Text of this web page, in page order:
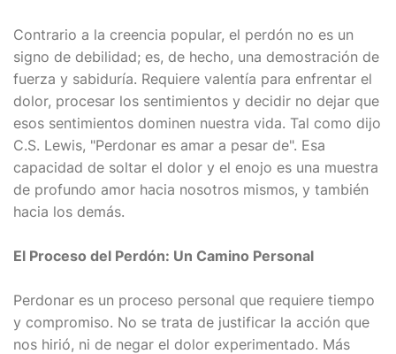
Contrario a la creencia popular, el perdón no es un
signo de debilidad; es, de hecho, una demostración de
fuerza y sabiduría. Requiere valentía para enfrentar el
dolor, procesar los sentimientos y decidir no dejar que
esos sentimientos dominen nuestra vida. Tal como dijo
C.S. Lewis, "Perdonar es amar a pesar de". Esa
capacidad de soltar el dolor y el enojo es una muestra
de profundo amor hacia nosotros mismos, y también
hacia los demás.
El Proceso del Perdón: Un Camino Personal
Perdonar es un proceso personal que requiere tiempo
y compromiso. No se trata de justificar la acción que
nos hirió, ni de negar el dolor experimentado. Más